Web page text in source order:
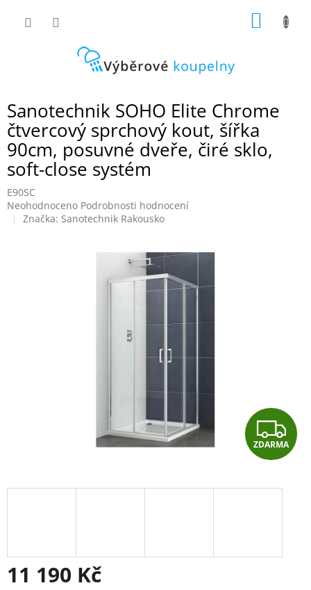
Sanotechnik SOHO Elite Chrome
čtvercový sprchový kout, šířka
90cm, posuvné dveře, čiré sklo,
soft-close systém
E90SC
Průměrné
hodnocení
Neohodnoceno Podrobnosti hodnocení
Značka: Sanotechnik Rakousko
Z
D
ZDARMA
11 190 Kč